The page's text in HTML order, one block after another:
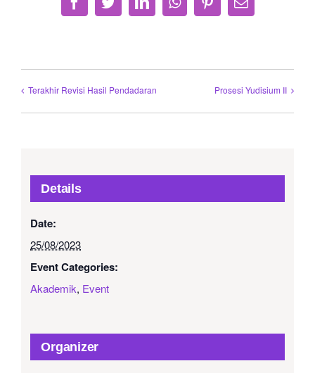
FacebookTwitterLinkedInWhatsAppPinterestEmail
Terakhir Revisi Hasil Pendadaran Prosesi Yudisium II
Details
Date:
25/08/2023
Event Categories:
Akademik, Event
Organizer